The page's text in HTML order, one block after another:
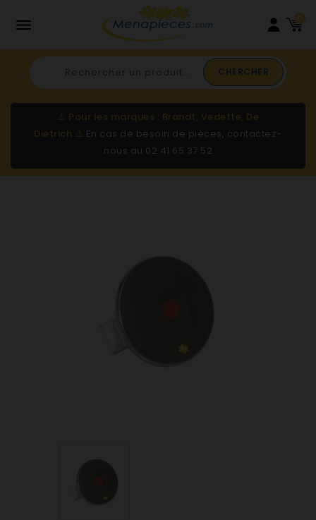
 0
CHERCHER
⚠️ Pour les marques : Brandt, Vedette, De
Dietrich ⚠️ En cas de besoin de pièces, contactez-
nous au 02 41 65 37 52